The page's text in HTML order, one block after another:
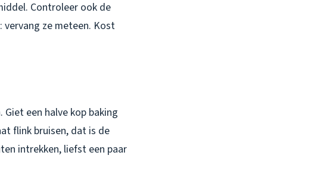
Controleer ook de
ze meteen. Kost
een halve kop baking
flink bruisen, dat is de
intrekken, liefst een paar